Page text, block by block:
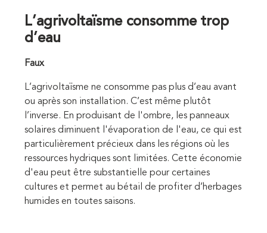
L’agrivoltaïsme consomme trop
d’eau
Faux
L’agrivoltaïsme ne consomme pas plus d’eau avant
ou après son installation. C’est même plutôt
l’inverse. En produisant de l'ombre, les panneaux
solaires diminuent l'évaporation de l'eau, ce qui est
particulièrement précieux dans les régions où les
ressources hydriques sont limitées. Cette économie
d'eau peut être substantielle pour certaines
cultures et permet au bétail de profiter d’herbages
humides en toutes saisons.